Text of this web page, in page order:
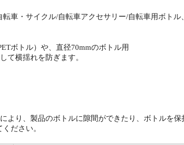
車・サイクル/自転車アクセサリー/自転車用ボト
ボトル）や、直径70mmのボトル用
て横揺れを防ぎます。
より、製品のボトルに隙間ができたり、ボトルを
ださい。